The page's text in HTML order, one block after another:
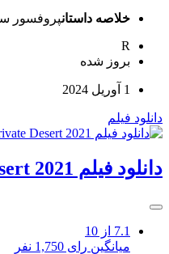
خلاصه داستانپروفسور
R
بروز‌ شده
1 آوریل 2024
دانلود فیلم
دانلود فیلم Private Desert 2021 با زیرنویس چسبیده
7.1 از 10
میانگین رای 1,750 نفر